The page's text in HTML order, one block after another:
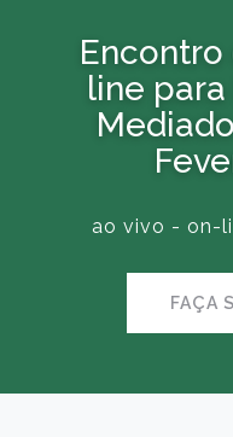
line
ao vivo - on-
FAÇA